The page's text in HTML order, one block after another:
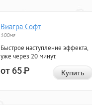
Виагра Софт
100мг
Быстрое наступление эффекта,
уже через 20 минут.
от 65Р Купить